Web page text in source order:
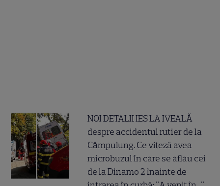
NOI DETALII IES LA IVEALĂ
despre accidentul rutier de la
Câmpulung. Ce viteză avea
microbuzul în care se aflau cei
de la Dinamo 2 înainte de